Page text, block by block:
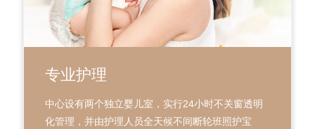
专业护理
中心设有两个独立婴儿室，实行24小时不关窗透明
化管理，并由护理人员全天候不间断轮班照护宝